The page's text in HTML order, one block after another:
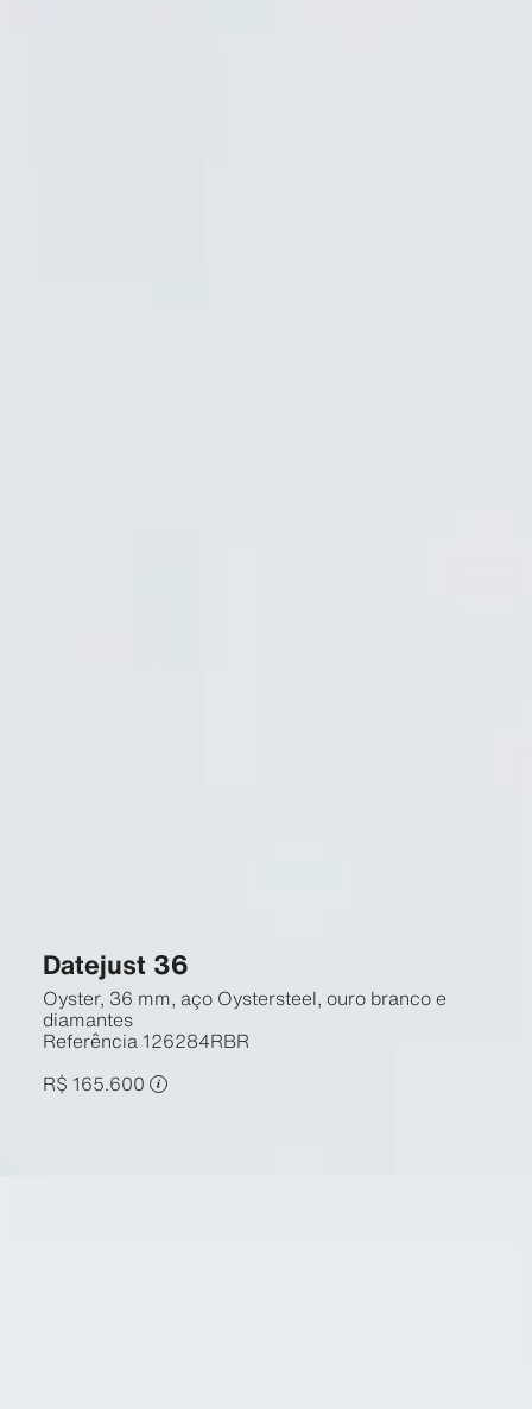
Datejust 36
Oyster, 36 mm, aço Oystersteel, ouro branco e
diamantes
Referência126284RBR
R$ 165.600